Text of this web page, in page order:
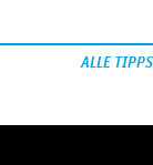
ALLE TIPPS